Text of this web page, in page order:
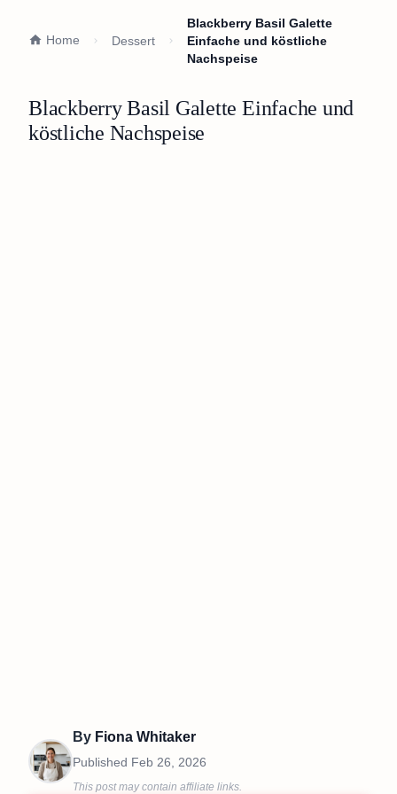
Home Dessert
Blackberry Basil Galette
Einfache und köstliche
Nachspeise
Blackberry Basil Galette Einfache und
köstliche Nachspeise
By Fiona Whitaker
Published Feb 26, 2026
This post may contain affiliate links.